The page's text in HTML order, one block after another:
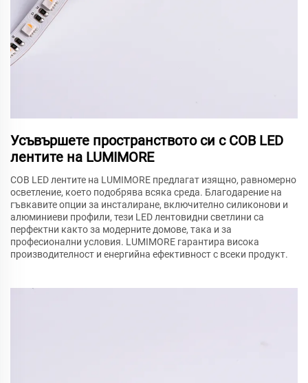
Усъвършете пространството си с COB LED
лентите на LUMIMORE
COB LED лентите на LUMIMORE предлагат изящно, равномерно
осветление, което подобрява всяка среда. Благодарение на
гъвкавите опции за инсталиране, включително силиконови и
алюминиеви профили, тези LED лентовидни светлини са
перфектни както за модерните домове, така и за
професионални условия. LUMIMORE гарантира висока
производителност и енергийна ефективност с всеки продукт.